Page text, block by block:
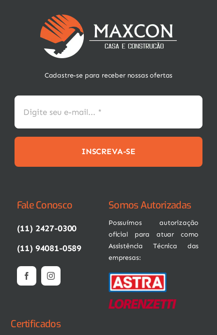
Cadastre-se para receber nossas ofertas
INSCREVA-SE
Fale Conosco
(11) 2427-0300
(11) 94081-0589
Somos Autorizadas
Possuímos autorização
oficial para atuar como
Assistência Técnica das
empresas:
Certificados